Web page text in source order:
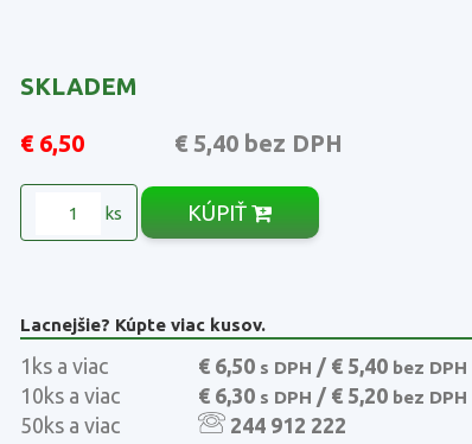
SKLADEM
€ 6,50 € 5,40 bez DPH
ks KÚPIŤ
Lacnejšie? Kúpte viac kusov.
1ks a viac € 6,50s DPH / € 5,40 bez DPH
10ks a viac
€ 6,30s DPH / € 5,20 bez DPH
50ks a viac
244 912 222